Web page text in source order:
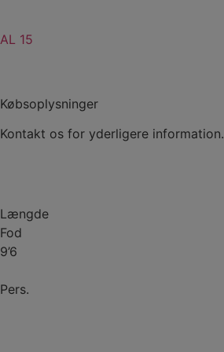
AL 15
Købsoplysninger
Kontakt os for yderligere information.
Længde
Fod
9’6
Pers.